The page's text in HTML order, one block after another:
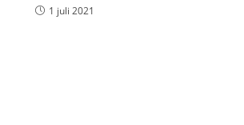
1 juli 2021